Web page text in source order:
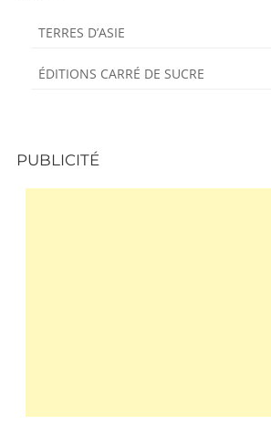
TERRES D’ASIE
ÉDITIONS CARRÉ DE SUCRE
PUBLICITÉ